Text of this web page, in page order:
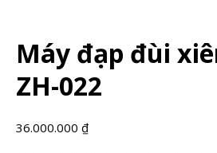
Máy đạp đùi
ZH-022
36.000.000 ₫